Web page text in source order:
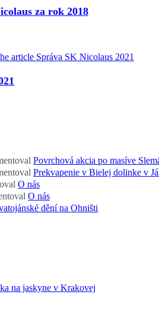
za rok 2018
Povrchová akcia po masíve
Prekvapenie v Bielej dolinke v
O nás
O nás
dění na Ohništi
na jaskyne v Krakovej